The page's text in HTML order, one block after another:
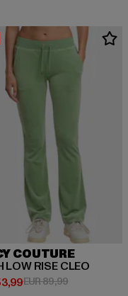
COUTURE
LOW RISE CLEO
prijs: EUR 53,99
EUR 89,99Actieprijs: